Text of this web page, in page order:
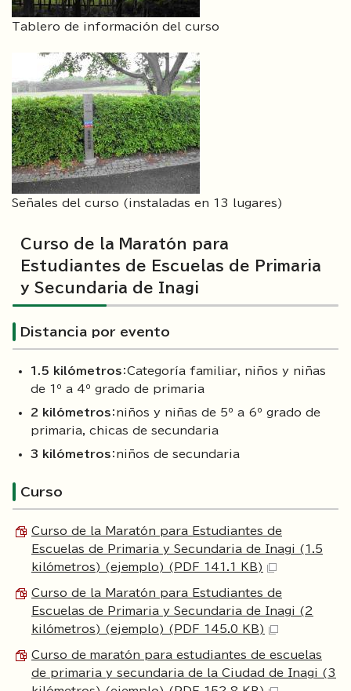
Tablero de información del curso
Señales del curso (instaladas en 13 lugares)
Curso de la Maratón para
Estudiantes de Escuelas de Primaria
y Secundaria de Inagi
Distancia por evento
1.5 kilómetros ：Categoría familiar, niños y niñas
de 1º a 4º grado de primaria
2 kilómetros ：niños y niñas de 5º a 6º grado de
primaria, chicas de secundaria
3 kilómetros ：niños de secundaria
Curso
Curso de la Maratón para Estudiantes de
Escuelas de Primaria y Secundaria de Inagi (1.5
kilómetros) (ejemplo) (PDF 141.1 KB)
Curso de la Maratón para Estudiantes de
Escuelas de Primaria y Secundaria de Inagi (2
kilómetros) (ejemplo) (PDF 145.0 KB)
Curso de maratón para estudiantes de escuelas
de primaria y secundaria de la Ciudad de Inagi (3